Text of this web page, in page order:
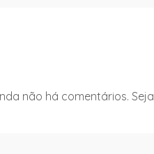
não há comentários.